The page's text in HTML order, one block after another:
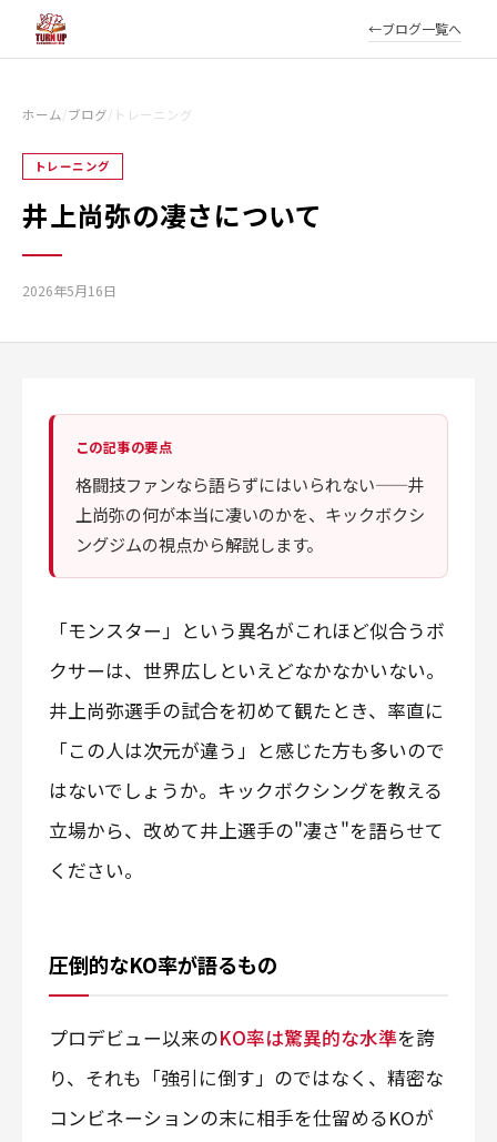
ブログ一覧へ
ホーム/ブログ/ トレーニング
トレーニング
井上尚弥の凄さについて
2026年5月16日
この記事の要点
格闘技ファンなら語らずにはいられない——井
上尚弥の何が本当に凄いのかを、キックボクシ
ングジムの視点から解説します。
「モンスター」という異名がこれほど似合うボ
クサーは、世界広しといえどなかなかいない。
井上尚弥選手の試合を初めて観たとき、率直に
「この人は次元が違う」と感じた方も多いので
はないでしょうか。キックボクシングを教える
立場から、改めて井上選手の"凄さ"を語らせて
ください。
圧倒的なKO率が語るもの
プロデビュー以来のKO率は驚異的な水準を誇
り、それも「強引に倒す」のではなく、精密な
コンビネーションの末に相手を仕留めるKOが